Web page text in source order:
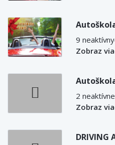
9
Zobraz
2
Zobraz
DRIVING